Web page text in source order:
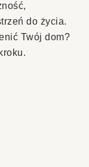
do życia.
Twój dom?